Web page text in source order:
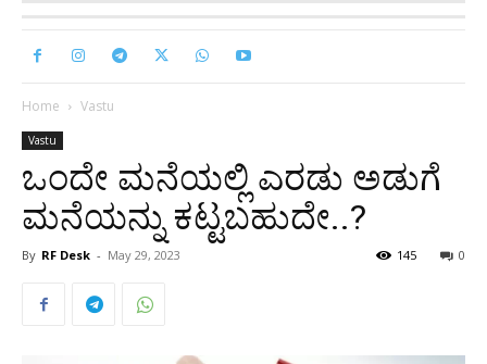
Home Vastu
Vastu
ಒಂದೇ ಮನೆಯಲ್ಲಿ ಎರಡು ಅಡುಗೆ
ಮನೆಯನ್ನು ಕಟ್ಟಬಹುದೇ..?
By RF Desk - May 29, 2023 0
145